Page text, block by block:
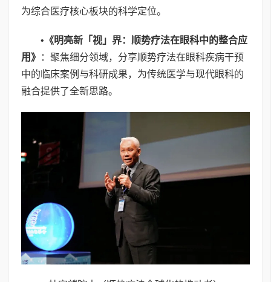
为综合医疗核心板块的科学定位。
• 《明亮新「视」界：顺势疗法在眼科中的整合应
用》
：聚焦细分领域，分享顺势疗法在眼科疾病干预
中的临床案例与科研成果，为传统医学与现代眼科的
融合提供了全新思路。